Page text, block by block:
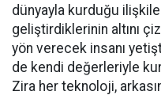
dünyayla kurduğu
geliştirdiklerinin altını
yön verecek insanı
de kendi değerleriyle
Zira her teknoloji,